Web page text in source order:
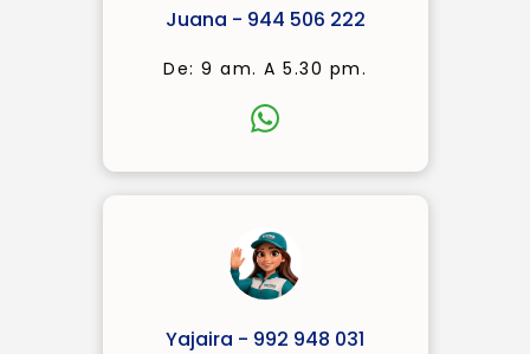
Juana - 944 506 222
De: 9 am. A 5.30 pm.
Yajaira - 992 948 031